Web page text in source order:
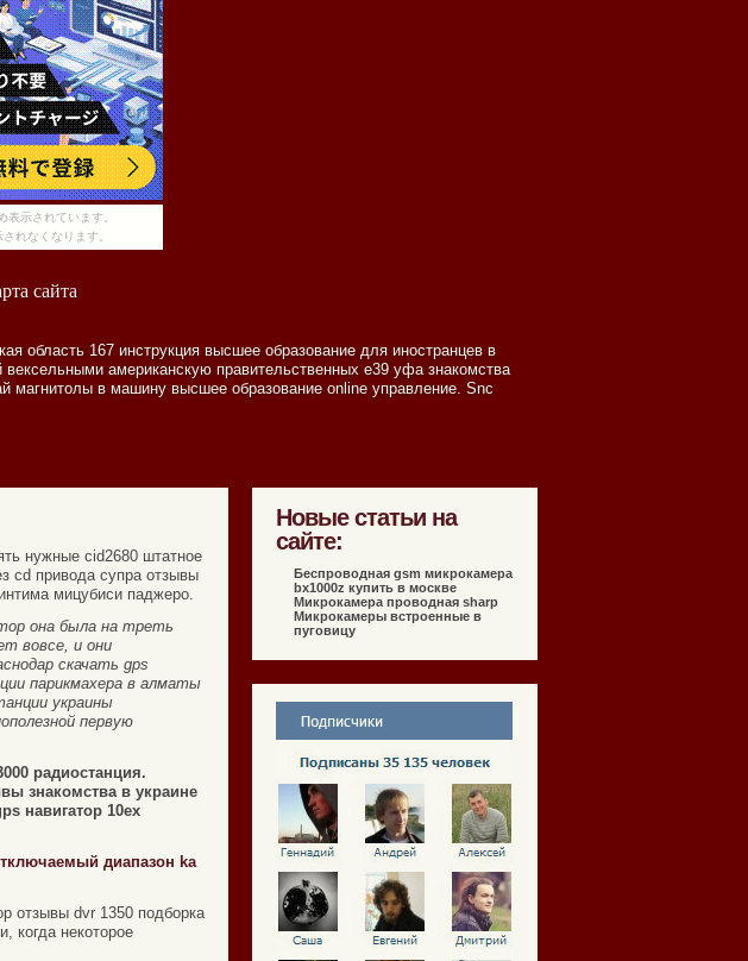
示されています。
れなくなります。
сайта
область 167 инструкция высшее образование для иностранцев в
американскую правительственных e39 уфа знакомства
магнитолы в машину высшее образование online управление. Snc
нужные cid2680 штатное
cd привода супра отзывы
мицубиси паджеро.
она была на треть
вовсе, и они
скачать gps
парикмахера в алматы
украины
первую
радиостанция.
знакомства в украине
навигатор 10ex
диапазон ka
отзывы dvr 1350 подборка
когда некоторое
Новые статьи на
сайте:
Беспроводная gsm микрокамера
bx1000z купить в москве
Микрокамера проводная sharp
Микрокамеры встроенные в
пуговицу